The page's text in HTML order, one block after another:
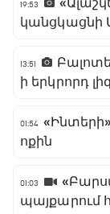
19:53
կանցկացնի
13:51
ի երկրորդ
01:54
ոքին
01:03
պայքարում